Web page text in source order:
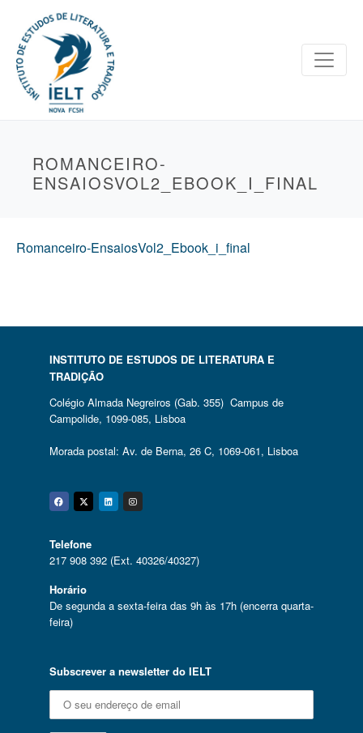
ROMANCEIRO-
ENSAIOSVOL2_EBOOK_I_FINAL
Romanceiro-EnsaiosVol2_Ebook_i_final
INSTITUTO DE ESTUDOS DE LITERATURA E
TRADIÇÃO
Colégio Almada Negreiros (Gab. 355) Campus de
Campolide, 1099-085, Lisboa
Morada postal: Av. de Berna, 26 C, 1069-061, Lisboa
Facebook
Twitter
Linkedin
Instagram
Telefone
217 908 392 (Ext. 40326/40327)
Horário
De segunda a sexta-feira das 9h às 17h (encerra quarta-
feira)
Subscrever a newsletter do IELT